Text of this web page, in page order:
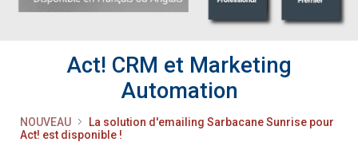
Act! CRM et Marketing
Automation
NOUVEAU
La solution d'emailing Sarbacane Sunrise pour
Act! est disponible !